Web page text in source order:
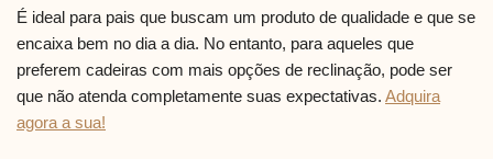
É ideal para pais que buscam um produto de qualidade e que se
encaixa bem no dia a dia. No entanto, para aqueles que
preferem cadeiras com mais opções de reclinação, pode ser
que não atenda completamente suas expectativas. Adquira
agora a sua!